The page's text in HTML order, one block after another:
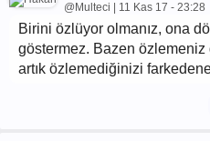
@Multeci | 11 Kas 17 - 23:28
Birini özlüyor olmanız, ona
göstermez. Bazen özlemeniz
artık özlemediğinizi